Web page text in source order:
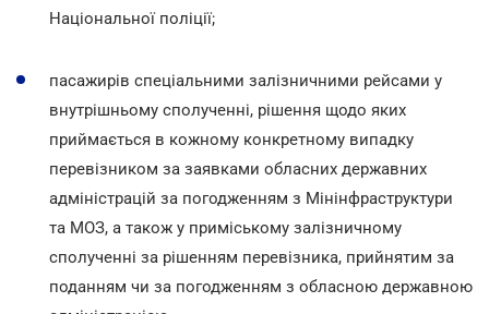
Національної поліції;
пасажирів спеціальними залізничними рейсами у
внутрішньому сполученні, рішення щодо яких
приймається в кожному конкретному випадку
перевізником за заявками обласних державних
адміністрацій за погодженням з Мінінфраструктури
та МОЗ, а також у приміському залізничному
сполученні за рішенням перевізника, прийнятим за
поданням чи за погодженням з обласною державною